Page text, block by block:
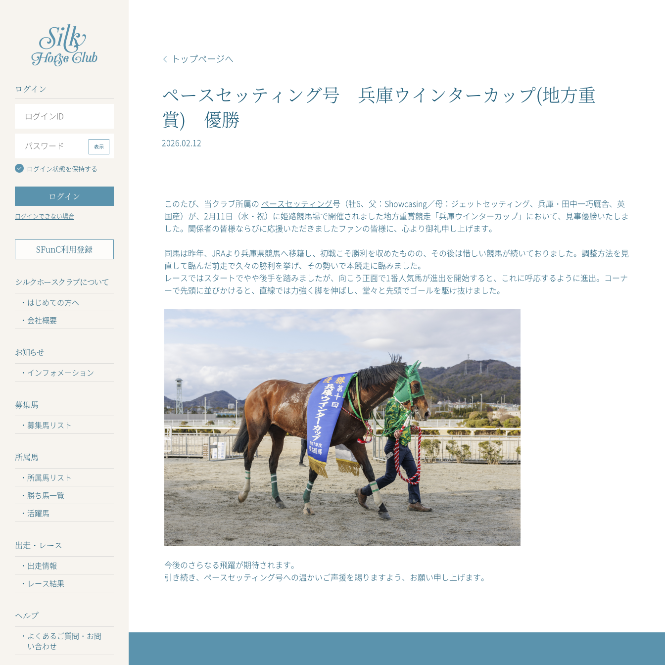
ログイン
表示
ログイン状態を保持する
ログインできない場合
SFunC利用登録
シルクホースクラブについて
はじめての方へ
会社概要
お知らせ
インフォメーション
募集馬
募集馬リスト
所属馬
所属馬リスト
勝ち馬一覧
活躍馬
出走・レース
出走情報
レース結果
ヘルプ
よくあるご質問・お問
い合わせ
トップページへ
ペースセッティング号 兵庫ウインターカップ(地方重
賞) 優勝
2026.02.12
このたび、当クラブ所属の ペースセッティング号（牡6、父：Showcasing／母：ジェットセッティング、兵庫・田中一巧厩舎、英
国産）が、2月11日（水・祝）に姫路競馬場で開催されました地方重賞競走「兵庫ウインターカップ」において、見事優勝いたしま
した。関係者の皆様ならびに応援いただきましたファンの皆様に、心より御礼申し上げます。
同馬は昨年、JRAより兵庫県競馬へ移籍し、初戦こそ勝利を収めたものの、その後は惜しい競馬が続いておりました。調整方法を見
直して臨んだ前走で久々の勝利を挙げ、その勢いで本競走に臨みました。
レースではスタートでやや後手を踏みましたが、向こう正面で1番人気馬が進出を開始すると、これに呼応するように進出。コーナ
ーで先頭に並びかけると、直線では力強く脚を伸ばし、堂々と先頭でゴールを駆け抜けました。
今後のさらなる飛躍が期待されます。
引き続き、ペースセッティング号への温かいご声援を賜りますよう、お願い申し上げます。